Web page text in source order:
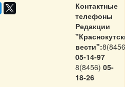
Контактные
телефоны
Редакции
вести":
05-14-97
8(8456) 05-
18-26